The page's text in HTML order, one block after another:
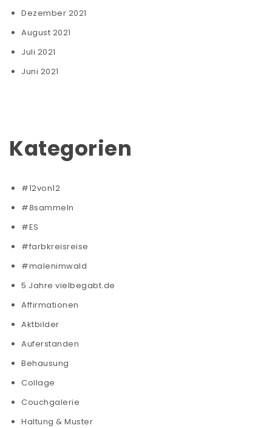
Dezember 2021
August 2021
Juli 2021
Juni 2021
Kategorien
#12von12
#8sammeln
#ES
#farbkreisreise
#malenimwald
5 Jahre vielbegabt.de
Affirmationen
Aktbilder
Auferstanden
Behausung
Collage
Couchgalerie
Haltung & Muster